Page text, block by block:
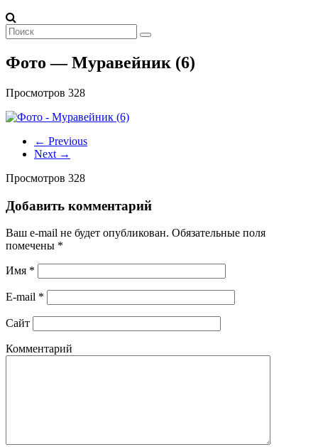
Фото — Муравейник (6)
Просмотров 328
← Previous
Next →
Просмотров 328
Добавить комментарий
Ваш e-mail не будет опубликован. Обязательные поля
помечены *
Имя *
E-mail *
Сайт
Комментарий